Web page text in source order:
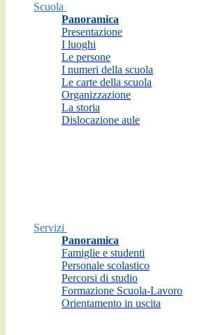
Scuola
Panoramica
Presentazione
I luoghi
Le persone
I numeri della scuola
Le carte della scuola
Organizzazione
La storia
Dislocazione aule
Servizi
Panoramica
Famiglie e studenti
Personale scolastico
Percorsi di studio
Formazione Scuola-Lavoro
Orientamento in uscita